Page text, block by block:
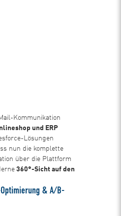
Kommunikation
und ERP
Lösungen
nun die komplette
über die Plattform
360°-Sicht auf den
& A/B-